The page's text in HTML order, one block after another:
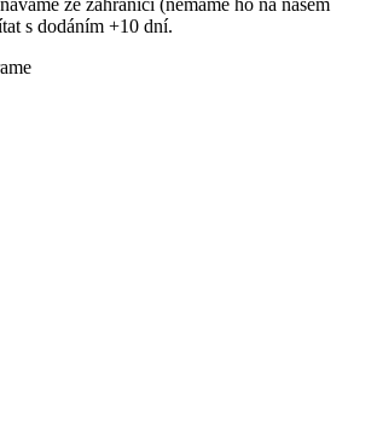
ze zahraničí (nemáme ho na našem
s dodáním +10 dní.